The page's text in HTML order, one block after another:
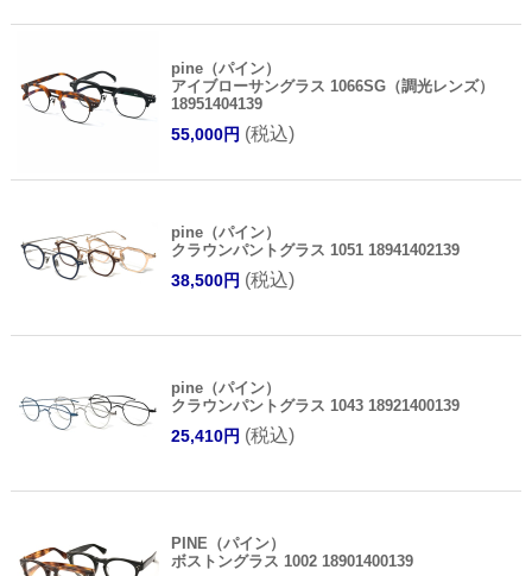
pine（パイン）
アイブローサングラス 1066SG（調光レンズ）
18951404139
55,000円 (税込)
pine（パイン）
クラウンパントグラス 1051 18941402139
38,500円 (税込)
pine（パイン）
クラウンパントグラス 1043 18921400139
25,410円 (税込)
PINE（パイン）
ボストングラス 1002 18901400139